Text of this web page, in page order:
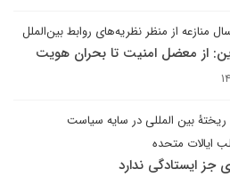
منازعه از منظر نظریه‌های روابط بین‌الملل
از معضل امنیت تا بحران هویت
ریختۀ بین المللی در سایه سیاست
ایالات متحده
جز ایستادگی ندارد